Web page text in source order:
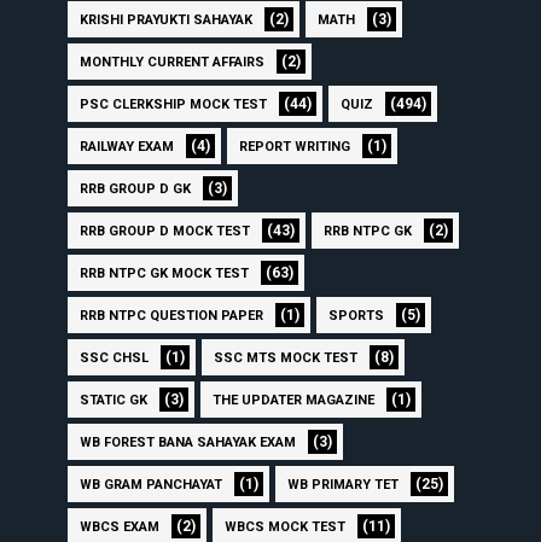
KRISHI PRAYUKTI SAHAYAK (2) MATH (3)
MONTHLY CURRENT AFFAIRS (2)
PSC CLERKSHIP MOCK TEST (44) QUIZ (494)
RAILWAY EXAM (4) REPORT WRITING (1)
RRB GROUP D GK (3)
RRB GROUP D MOCK TEST (43) RRB NTPC GK (2)
RRB NTPC GK MOCK TEST (63)
RRB NTPC QUESTION PAPER (1) SPORTS (5)
SSC CHSL (1) SSC MTS MOCK TEST (8)
STATIC GK (3) THE UPDATER MAGAZINE (1)
WB FOREST BANA SAHAYAK EXAM (3)
WB GRAM PANCHAYAT (1) WB PRIMARY TET (25)
WBCS EXAM (2) WBCS MOCK TEST (11)